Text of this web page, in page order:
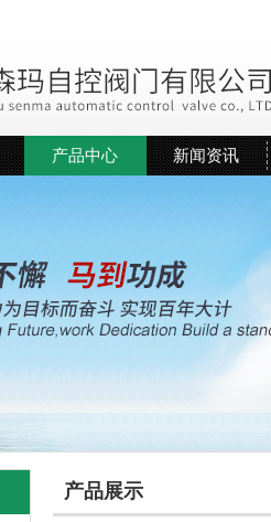
产品中心 新闻资讯
产品展示